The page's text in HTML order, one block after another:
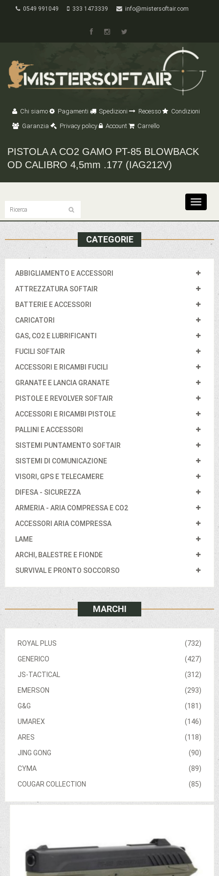
0549 991049 333 1473339 info@mistersoftair.com
Chi siamo Pagamenti Spedizioni Recesso
Condizioni
Garanzia
Privacy policy Account Carrello
PISTOLA A CO2 GAMO PT-85 BLOWBACK
OD CALIBRO 4,5mm .177 (IAG212V)
Toggle
CATEGORIE
ABBIGLIAMENTO E ACCESSORI
ATTREZZATURA SOFTAIR
BATTERIE E ACCESSORI
CARICATORI
GAS, CO2 E LUBRIFICANTI
FUCILI SOFTAIR
ACCESSORI E RICAMBI FUCILI
GRANATE E LANCIA GRANATE
PISTOLE E REVOLVER SOFTAIR
ACCESSORI E RICAMBI PISTOLE
PALLINI E ACCESSORI
SISTEMI PUNTAMENTO SOFTAIR
SISTEMI DI COMUNICAZIONE
VISORI, GPS E TELECAMERE
DIFESA - SICUREZZA
ARMERIA - ARIA COMPRESSA E CO2
ACCESSORI ARIA COMPRESSA
LAME
ARCHI, BALESTRE E FIONDE
SURVIVAL E PRONTO SOCCORSO
MARCHI
(732)
ROYAL PLUS
(427)
GENERICO
(312)
JS-TACTICAL
(293)
EMERSON
(181)
G&G
(146)
UMAREX
(118)
ARES
(90)
JING GONG
(89)
CYMA
(85)
COUGAR COLLECTION